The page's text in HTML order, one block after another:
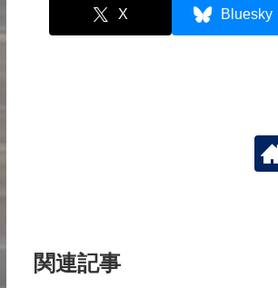
X Bluesky
関連記事